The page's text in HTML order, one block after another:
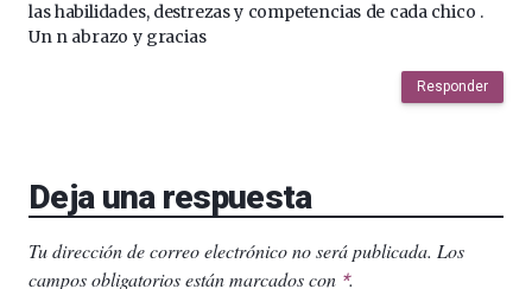
las habilidades, destrezas y competencias de cada chico .
Un n abrazo y gracias
Responder
Deja una respuesta
Tu dirección de correo electrónico no será publicada. Los
campos obligatorios están marcados con *.